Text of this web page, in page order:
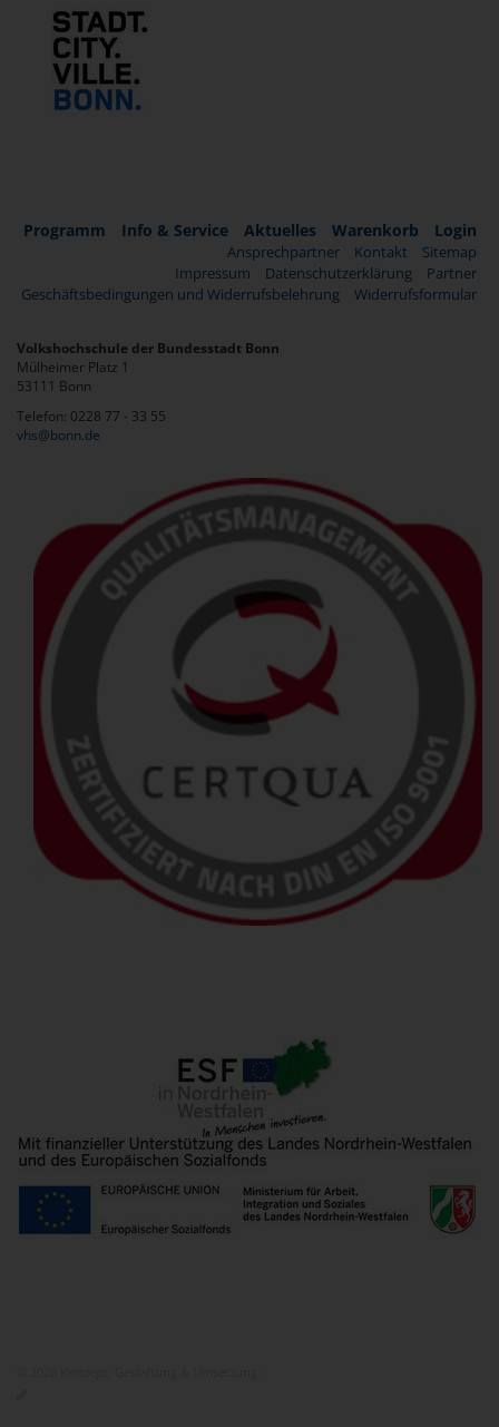
Programm Info & Service Aktuelles Warenkorb Login
Ansprechpartner Kontakt
Sitemap
Impressum
Datenschutzerklärung
Partner
Geschäftsbedingungen und Widerrufsbelehrung
Widerrufsformular
Volkshochschule der Bundesstadt Bonn
Mülheimer Platz 1
53111 Bonn
Telefon: 0228 77 - 33 55
vhs@bonn.de